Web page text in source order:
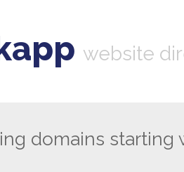
website
domains starting